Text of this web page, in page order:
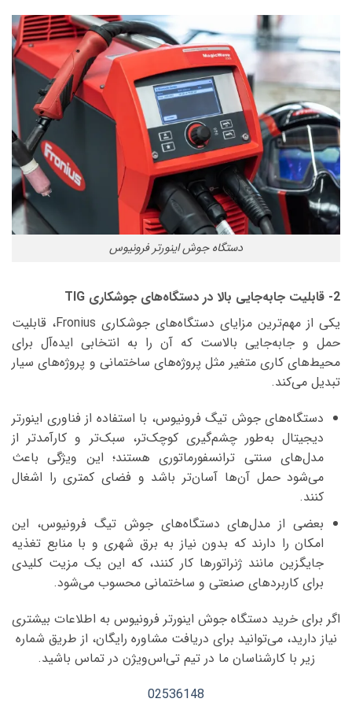
دستگاه جوش اینورتر فرونیوس
2- قابلیت جابه‌جایی بالا در دستگاه‌های جوشکاری TIG
یکی از مهم‌ترین مزایای دستگاه‌های جوشکاری Fronius، قابلیت
حمل و جابه‌جایی بالاست که آن را به انتخابی ایده‌آل برای
محیط‌های کاری متغیر مثل پروژه‌های ساختمانی و پروژه‌های سیار
تبدیل می‌کند.
دستگاه‌های جوش تیگ فرونیوس، با استفاده از فناوری اینورتر
دیجیتال به‌طور چشم‌گیری کوچک‌تر، سبک‌تر و کارآمدتر از
مدل‌های سنتی ترانسفورماتوری هستند؛ این ویژگی باعث
می‌شود حمل آن‌ها آسان‌تر باشد و فضای کمتری را اشغال
کنند.
بعضی از مدل‌های دستگاه‌های جوش تیگ فرونیوس، این
امکان را دارند که بدون نیاز به برق شهری و با منابع تغذیه
جایگزین مانند ژنراتورها کار کنند، که این یک مزیت کلیدی
برای کاربردهای صنعتی و ساختمانی محسوب می‌شود.
اگر برای خرید دستگاه جوش اینورتر فرونیوس به اطلاعات بیشتری
نیاز دارید، می‌توانید برای دریافت مشاوره رایگان، از طریق شماره
زیر با کارشناسان ما در تیم تی‌اس‌ویژن در تماس باشید.
02536148